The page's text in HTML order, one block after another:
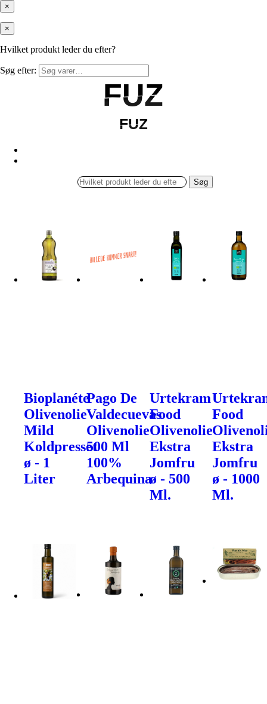
×
×
Hvilket produkt leder du efter?
Søg efter:
FUZ
FUZ
FUZ
FUZ
Søg
Bioplanéte
Olivenolie
Mild
Koldpresset
ø - 1
Liter
Pago De
Valdecuevas
Olivenolie
500 Ml
100%
Arbequina
Urtekram
Food
Olivenolie
Ekstra
Jomfru
ø - 500
Ml.
Food
Ekstra
Jomfru
ø - 1000
Ml.